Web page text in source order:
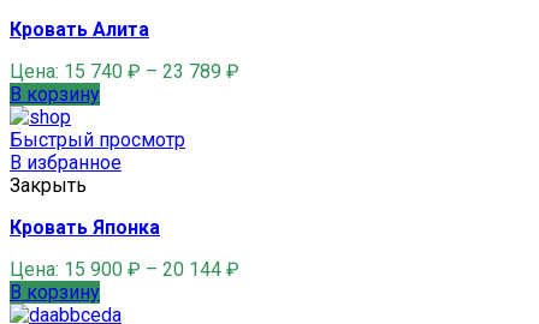
Кровать Алита
Цена: 15 740 ₽ – 23 789 ₽
В корзину
Быстрый просмотр
В избранное
Закрыть
Кровать Японка
Цена: 15 900 ₽ – 20 144 ₽
В корзину